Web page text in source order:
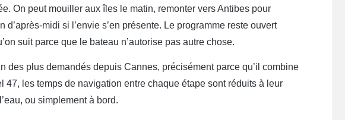
On peut mouiller aux îles le matin, remonter vers Antibes pour
midi si l’envie s’en présente. Le programme reste ouvert
suit parce que le bateau n’autorise pas autre chose.
des plus demandés depuis Cannes, précisément parce qu’il combine
les temps de navigation entre chaque étape sont réduits à leur
ou simplement à bord.